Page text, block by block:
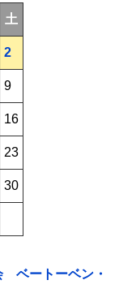
土
2
9
16
23
30
ベートーベン・